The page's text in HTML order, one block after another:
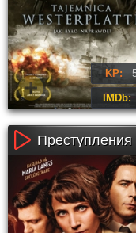
KP:
IMDb:
Преступления